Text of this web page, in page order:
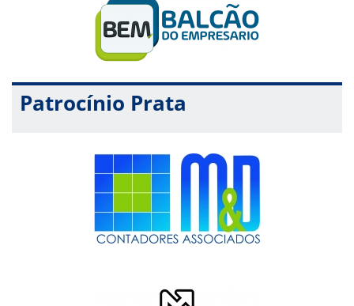
Patrocínio Prata